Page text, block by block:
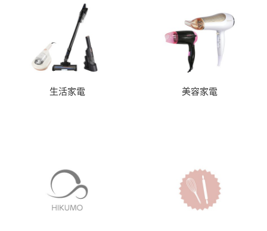
生活家電 美容家電